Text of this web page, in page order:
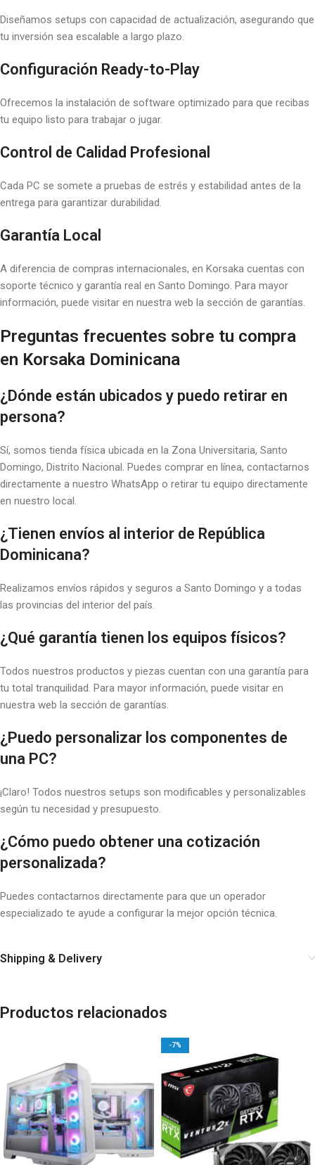
Diseñamos setups con capacidad de actualización, asegurando que
tu inversión sea escalable a largo plazo.
Configuración Ready-to-Play
Ofrecemos la instalación de software optimizado para que recibas
tu equipo listo para trabajar o jugar.
Control de Calidad Profesional
Cada PC se somete a pruebas de estrés y estabilidad antes de la
entrega para garantizar durabilidad.
Garantía Local
A diferencia de compras internacionales, en Korsaka cuentas con
soporte técnico y garantía real en Santo Domingo. Para mayor
información, puede visitar en nuestra web la sección de garantías.
Preguntas frecuentes sobre tu compra
en Korsaka Dominicana
¿Dónde están ubicados y puedo retirar en
persona?
Sí, somos tienda física ubicada en la Zona Universitaria, Santo
Domingo, Distrito Nacional. Puedes comprar en línea, contactarnos
directamente a nuestro WhatsApp o retirar tu equipo directamente
en nuestro local.
¿Tienen envíos al interior de República
Dominicana?
Realizamos envíos rápidos y seguros a Santo Domingo y a todas
las provincias del interior del país.
¿Qué garantía tienen los equipos físicos?
Todos nuestros productos y piezas cuentan con una garantía para
tu total tranquilidad. Para mayor información, puede visitar en
nuestra web la sección de garantías.
¿Puedo personalizar los componentes de
una PC?
¡Claro! Todos nuestros setups son modificables y personalizables
según tu necesidad y presupuesto.
¿Cómo puedo obtener una cotización
personalizada?
Puedes contactarnos directamente para que un operador
especializado te ayude a configurar la mejor opción técnica.
Shipping & Delivery
Productos relacionados
-7%